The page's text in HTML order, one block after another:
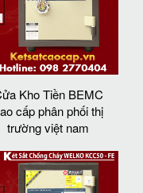
Kho Tiền BEMC
cấp phân phối thị
trường việt nam